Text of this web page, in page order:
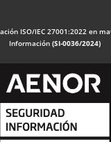
ISO/IEC 27001:2022 en
Información (SI-0036/2024)